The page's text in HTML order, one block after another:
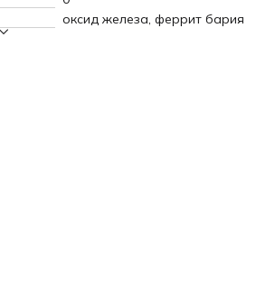
оксид железа, феррит бария